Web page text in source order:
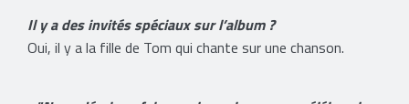
Il y a des invités spéciaux sur l’album ?
Oui, il y a la fille de Tom qui chante sur une chanson.